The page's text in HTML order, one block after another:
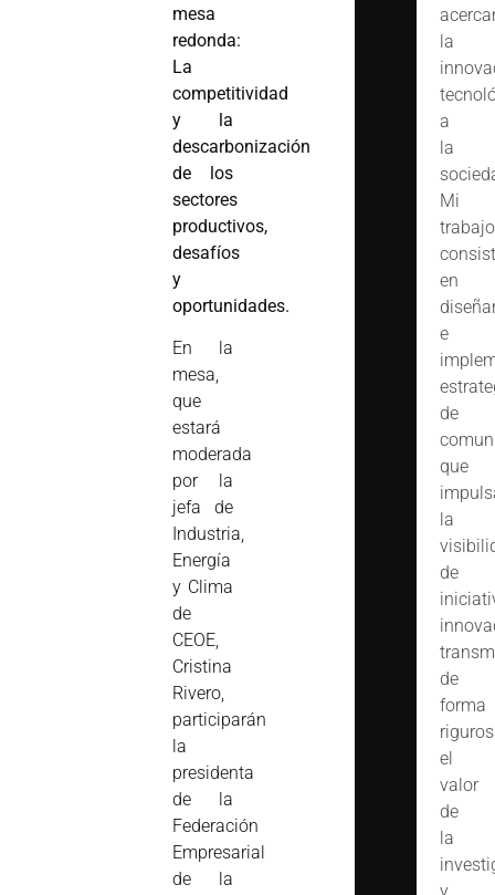
mesa
redonda:
La
competitividad
y la
descarbonización
de los
sectores
productivos,
desafíos
y
oportunidades.
En la
mesa,
que
estará
moderada
por la
jefa de
Industria,
Energía
y Clima
de
CEOE,
Cristina
Rivero,
participarán
la
presidenta
de la
Federación
Empresarial
de la
la
a
la
Mi
trabajo
en
e
de
que
la
de
de
forma
el
valor
de
la
y